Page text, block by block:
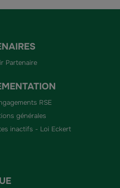
Partenaire
RSE
générales
inactifs - Loi Eckert